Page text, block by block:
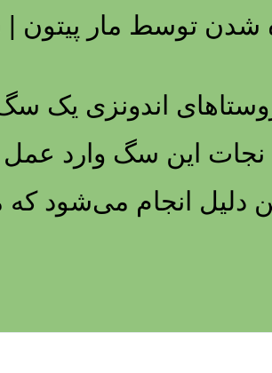
شدن توسط مار پیتون |
اندونزی یک
نجات این سگ وارد
انجام می‌شود که